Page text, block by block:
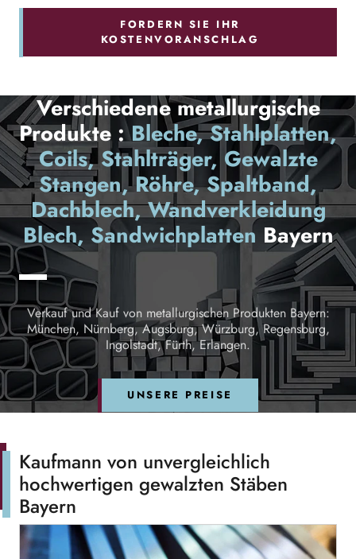
FORDERN SIE IHR
KOSTENVORANSCHLAG
Verschiedene metallurgische
Produkte :Bleche, Stahlplatten,
Coils, Stahlträger, Gewalzte
Stangen, Röhre, Spaltband,
Dachblech, Wandverkleidung
Blech, Sandwichplatten Bayern
Verkauf und Kauf von metallurgischen Produkten Bayern:
München, Nürnberg, Augsburg, Würzburg, Regensburg,
Ingolstadt, Fürth, Erlangen.
UNSERE PREISE
Kaufmann von unvergleichlich
hochwertigen gewalzten Stäben
Bayern